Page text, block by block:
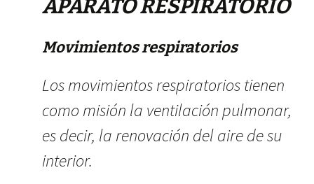
APARATO RESPIRATORIO
Movimientos respiratorios
Los movimientos respiratorios tienen
como misión la ventilación pulmonar,
es decir, la renovación del aire de su
interior.